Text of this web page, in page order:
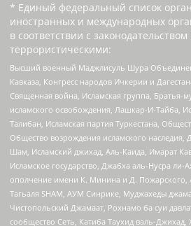
* Единый федеральный список
иностранных и международных
в соответствии с
террористическими:
Высший военный Маджлисуль Шура
Кавказа, Конгресс народов Ичкерии и
Священная война, Исламская группа, Братья-
исламского освобождения, Лашкар-И-Тайба,
Талибан, Исламская партия Туркестана,
Общество возрождения исламского наследия,
Шам, Исламский джихад, Аль-Каида, Имарат
Исламское государство, Джабха аль-Нусра
ополчение имени К. Минина и Д. Пожарского,
Тагьаля SHAM, АУМ Синрике, Муджахеды
Чистопольский Джамаат, Рохнамо ба суи
сообщество Сеть, Катиба Таухид валь-